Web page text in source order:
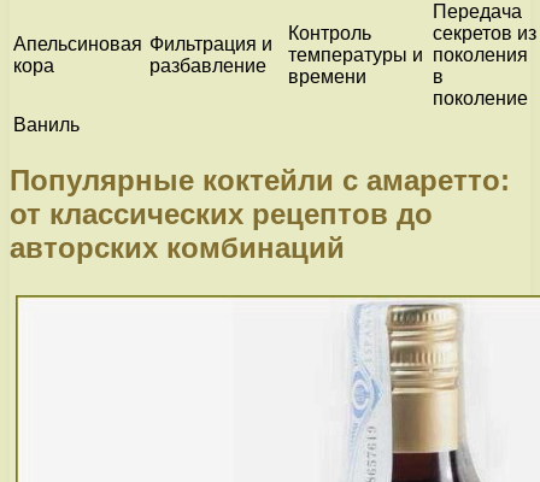
Апельсиновая
кора
Фильтрация и
разбавление
Контроль
температуры и
времени
Передача
секретов из
поколения
в
поколение
Ваниль
Популярные коктейли с амаретто:
от классических рецептов до
авторских комбинаций